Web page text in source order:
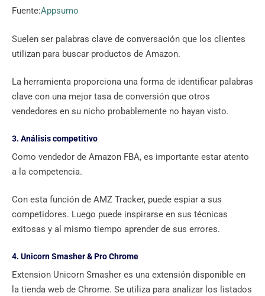
Fuente:Appsumo
Suelen ser palabras clave de conversación que los clientes
utilizan para buscar productos de Amazon.
La herramienta proporciona una forma de identificar palabras
clave con una mejor tasa de conversión que otros
vendedores en su nicho probablemente no hayan visto.
3. Análisis competitivo
Como vendedor de Amazon FBA, es importante estar atento
a la competencia.
Con esta función de AMZ Tracker, puede espiar a sus
competidores. Luego puede inspirarse en sus técnicas
exitosas y al mismo tiempo aprender de sus errores.
4. Unicorn Smasher & Pro Chrome
Extension Unicorn Smasher es una extensión disponible en
la tienda web de Chrome. Se utiliza para analizar los listados